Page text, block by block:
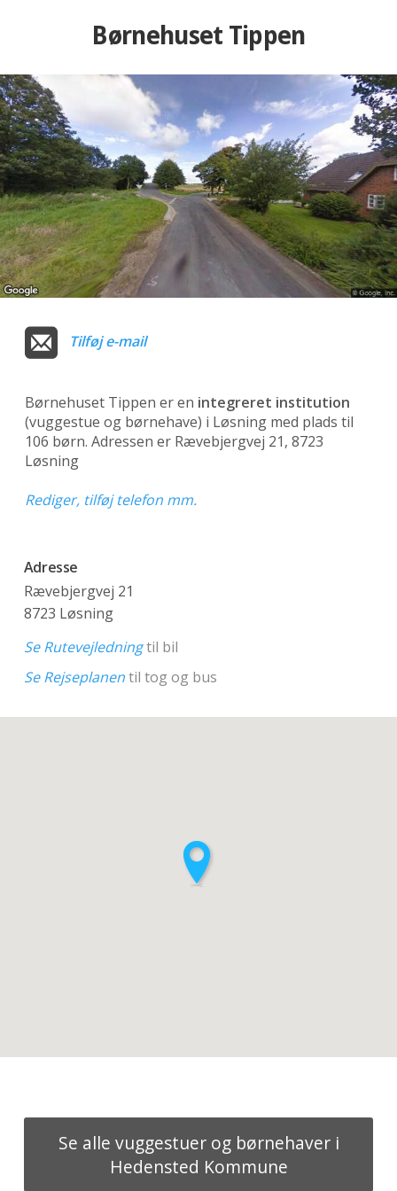
Børnehuset Tippen
Tilføj e-mail
Børnehuset Tippen er en integreret institution
(vuggestue og børnehave) i Løsning med plads til
106 børn. Adressen er Rævebjergvej 21, 8723
Løsning
Rediger, tilføj telefon mm.
Adresse
Rævebjergvej 21
8723 Løsning
Se Rutevejledningtil bil
Se Rejseplanentil tog og bus
Se alle vuggestuer og børnehaver i
Hedensted Kommune